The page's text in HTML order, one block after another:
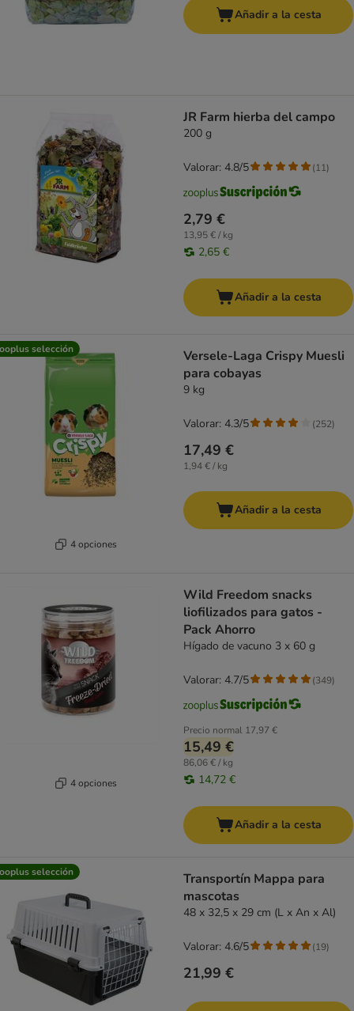
Añadir a la cesta
JR Farm hierba del campo
200 g
2,79 €
13,95 € / kg
2,65 €
Valorar: 4.8/5 (11)
Añadir a la cesta
selección
4 opciones
Versele-Laga Crispy Muesli
para cobayas
9 kg
17,49 €
1,94 € / kg
Valorar: 4.3/5 (252)
Añadir a la cesta
4 opciones
Wild Freedom snacks
liofilizados para gatos -
Pack Ahorro
Hígado de vacuno 3 x 60 g
Precio normal 17,97 €
15,49 €
86,06 € / kg
14,72 €
Valorar: 4.7/5 (349)
Añadir a la cesta
selección
Transportín Mappa para
mascotas
48 x 32,5 x 29 cm (L x An x Al)
21,99 €
Valorar: 4.6/5 (19)